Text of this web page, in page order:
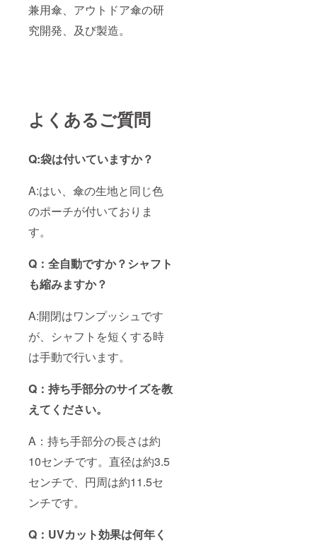
兼用傘、アウトドア傘の研
究開発、及び製造。
よくあるご質問
Q:袋は付いていますか？
A:はい、傘の生地と同じ色
のポーチが付いておりま
す。
Q：全自動ですか？シャフト
も縮みますか？
A:開閉はワンプッシュです
が、シャフトを短くする時
は手動で行います。
Q：持ち手部分のサイズを教
えてください。
A：持ち手部分の長さは約
10センチです。直径は約3.5
センチで、円周は約11.5セ
ンチです。
Q：UVカット効果は何年く